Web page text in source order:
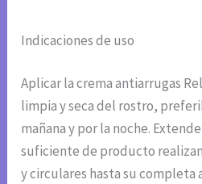
Indicaciones de uso
Aplicar la crema antiarrugas
limpia y seca del rostro,
mañana y por la noche.
suficiente de producto
y circulares hasta su completa